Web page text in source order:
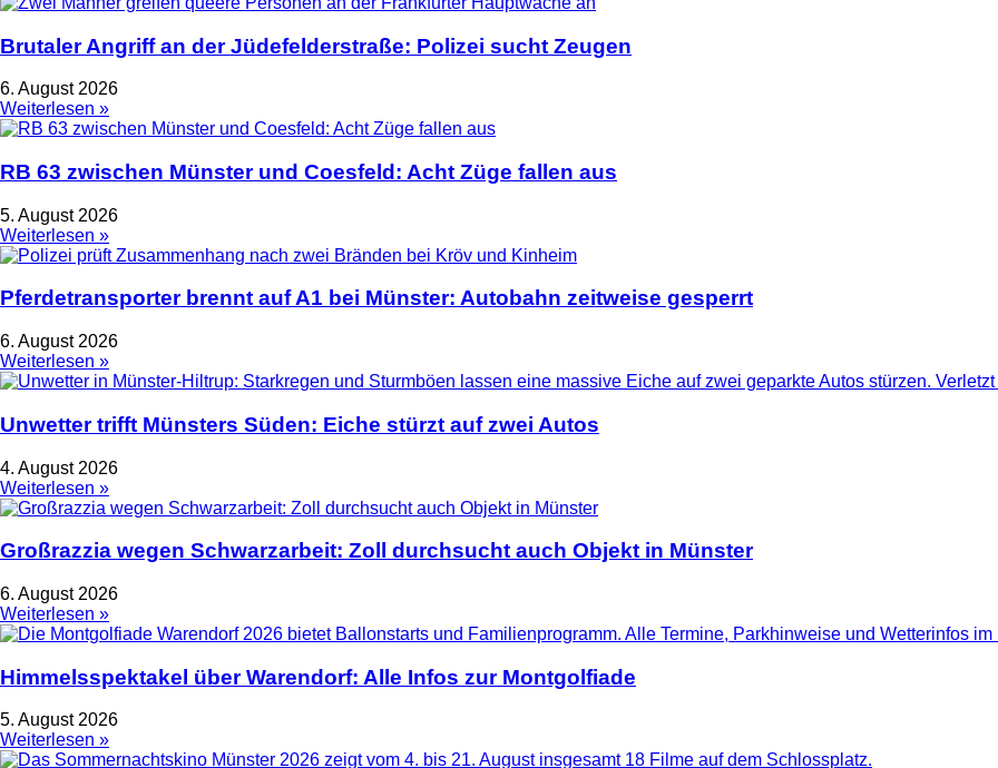
Brutaler Angriff an der Jüdefelderstraße: Polizei sucht Zeugen
6. August 2026
Weiterlesen »
RB 63 zwischen Münster und Coesfeld: Acht Züge fallen aus
5. August 2026
Weiterlesen »
Pferdetransporter brennt auf A1 bei Münster: Autobahn zeitweise gesperrt
6. August 2026
Weiterlesen »
Unwetter trifft Münsters Süden: Eiche stürzt auf zwei Autos
4. August 2026
Weiterlesen »
Großrazzia wegen Schwarzarbeit: Zoll durchsucht auch Objekt in Münster
6. August 2026
Weiterlesen »
Himmelsspektakel über Warendorf: Alle Infos zur Montgolfiade
5. August 2026
Weiterlesen »